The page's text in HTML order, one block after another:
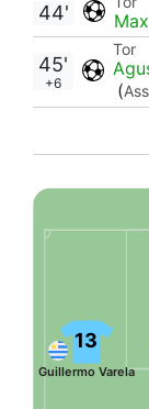
44'
Tor
(
45'
+6
13
Guillermo Varela